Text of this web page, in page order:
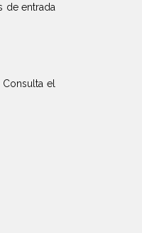
de entrada
el